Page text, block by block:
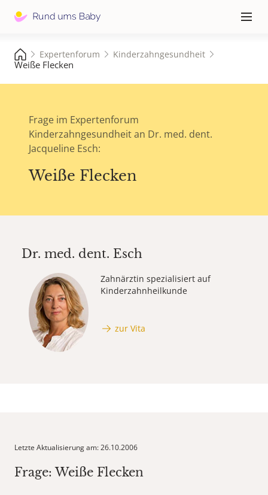
≡
Expertenforum Kinderzahngesundheit
Weiße Flecken
Frage im Expertenforum
Kinderzahngesundheit an Dr. med. dent.
Jacqueline Esch:
Weiße Flecken
Dr. med. dent. Esch
Zahnärztin spezialisiert auf
Kinderzahnheilkunde
zur Vita
Letzte Aktualisierung am: 26.10.2006
Frage: Weiße Flecken